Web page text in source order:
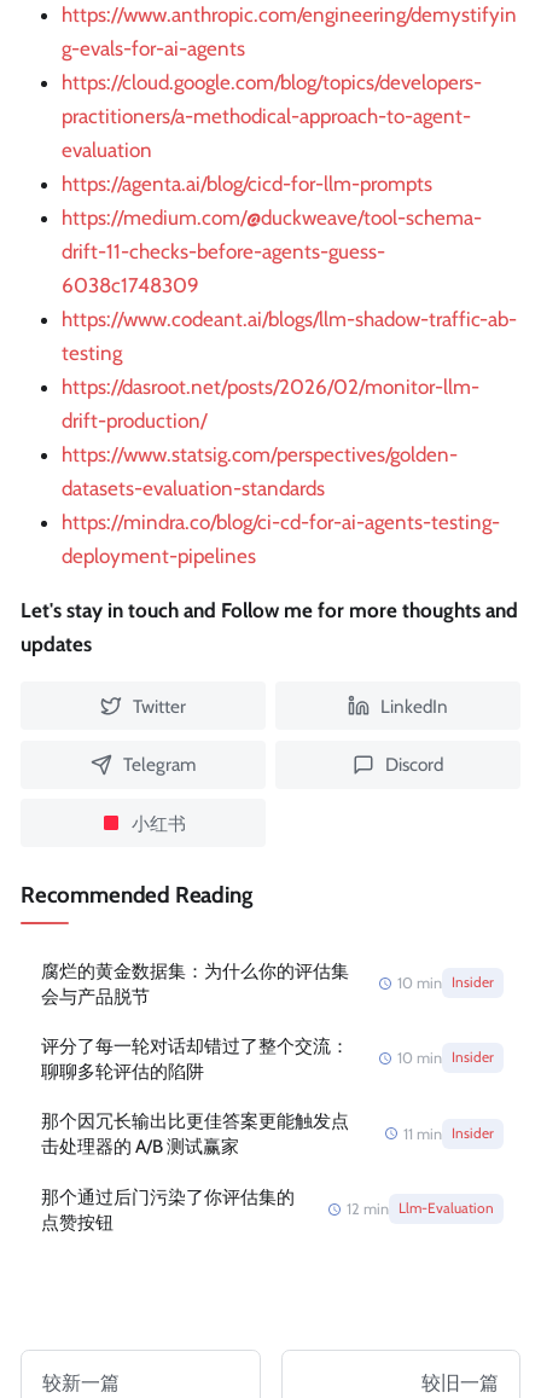
https://www.anthropic.com/engineering/demystifyin
g-evals-for-ai-agents
https://cloud.google.com/blog/topics/developers-
practitioners/a-methodical-approach-to-agent-
evaluation
https://agenta.ai/blog/cicd-for-llm-prompts
https://medium.com/@duckweave/tool-schema-
drift-11-checks-before-agents-guess-
6038c1748309
https://www.codeant.ai/blogs/llm-shadow-traffic-ab-
testing
https://dasroot.net/posts/2026/02/monitor-llm-
drift-production/
https://www.statsig.com/perspectives/golden-
datasets-evaluation-standards
https://mindra.co/blog/ci-cd-for-ai-agents-testing-
deployment-pipelines
Let's stay in touch and Follow me for more thoughts and
updates
Twitter LinkedIn
Telegram Discord
小红书
Recommended Reading
腐烂的黄金数据集：为什么你的评估集
会与产品脱节
10 min Insider
评分了每一轮对话却错过了整个交流：
聊聊多轮评估的陷阱
10 min Insider
那个因冗长输出比更佳答案更能触发点
击处理器的 A/B 测试赢家
11 min Insider
那个通过后门污染了你评估集的
点赞按钮
12 min Llm-Evaluation
较新一篇 较旧一篇